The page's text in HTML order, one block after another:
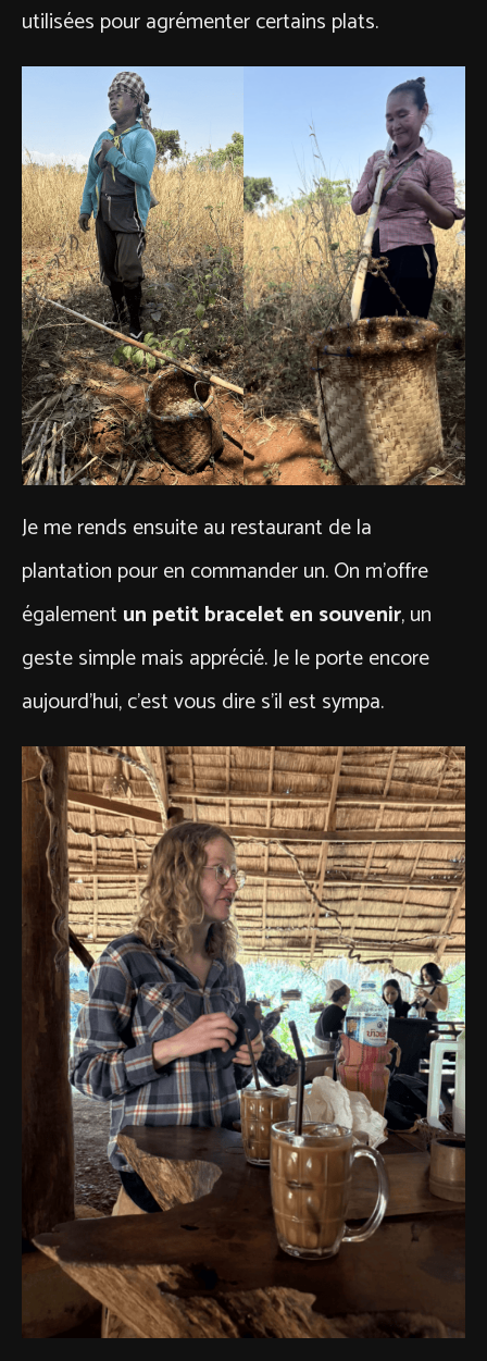
utilisées pour agrémenter certains plats.
Je me rends ensuite au restaurant de la
plantation pour en commander un. On m’offre
également un petit bracelet en souvenir, un
geste simple mais apprécié. Je le porte encore
aujourd’hui, c’est vous dire s’il est sympa.